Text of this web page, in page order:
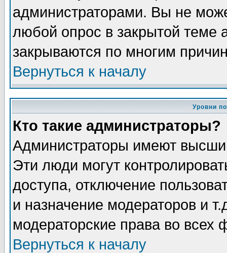
администраторами. Вы не
любой опрос в закрытой теме
закрываются по многим
Вернуться к началу
Уровни
Кто такие администраторы?
Администраторы имеют
Эти люди могут
доступа, отключение
и назначение модераторов и
модераторские права во всех
Вернуться к началу